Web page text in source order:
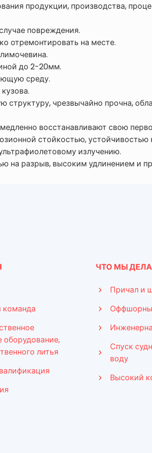
продукции, производства,
повреждения.
отремонтировать на месте.
до 2-20мм.
среду.
структуру, чрезвычайно прочна,
восстанавливают свою
стойкостью,
излучению.
на разрыв, высоким удлинением и
команда
оборудование,
литья
ЧТО МЫ
Причал и
Спуск
воду
Высокий